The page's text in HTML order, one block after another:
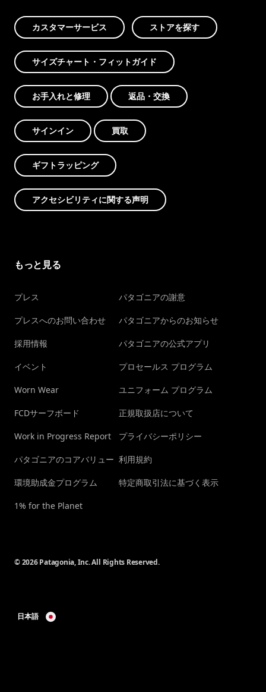
カスタマーサービス ストアを探す
サイズチャート・フィットガイド
お手入れと修理 返品・交換
サインイン 買取
ギフトラッピング
アクセシビリティに関する声明
もっと見る
プレス
プレスへのお問い合わせ
採用情報
イベント
Worn Wear
FCDサーフボード
Work in Progress Report
パタゴニアのコアバリュー
環境助成金プログラム
1% for the Planet
パタゴニアの謝意
パタゴニアからのお知らせ
パタゴニアの公式アプリ
プロセールス プログラム
ユニフォーム プログラム
正規取扱店について
プライバシーポリシー
利用規約
特定商取引法に基づく表示
© 2026 Patagonia, Inc. All Rights Reserved.
日本語